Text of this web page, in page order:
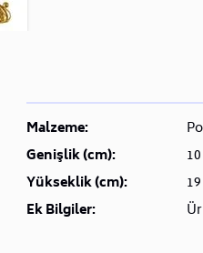
Malzeme:
Genişlik (cm):
10
Yükseklik (cm):
19
Ek Bilgiler: